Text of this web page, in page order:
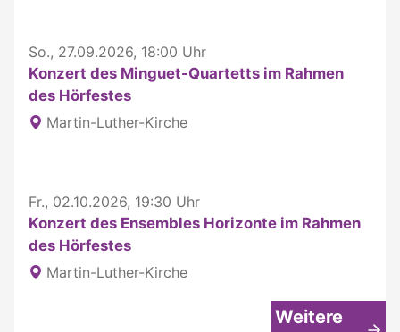
So., 27.09.2026, 18:00 Uhr
Konzert des Minguet-Quartetts im Rahmen
des Hörfestes
Martin-Luther-Kirche
Fr., 02.10.2026, 19:30 Uhr
Konzert des Ensembles Horizonte im Rahmen
des Hörfestes
Martin-Luther-Kirche
Weitere